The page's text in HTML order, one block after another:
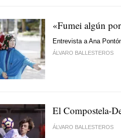
«Fumei algún
Entrevista a Ana
ÁLVARO BALLESTEROS
El Compostela-
ÁLVARO BALLESTEROS